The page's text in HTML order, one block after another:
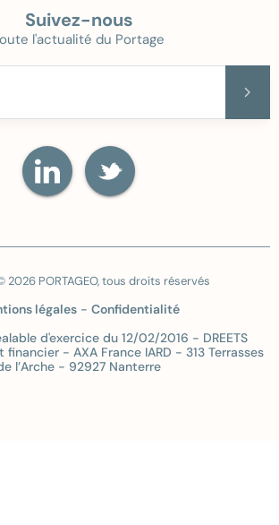
Suivez-nous
l'actualité du Portage
chevron_right
2026 PORTAGEO, tous droits réservés
légales - Confidentialité
d'exercice du 12/02/2016 - DREETS
financier - AXA France IARD - 313 Terrasses
l’Arche - 92927 Nanterre